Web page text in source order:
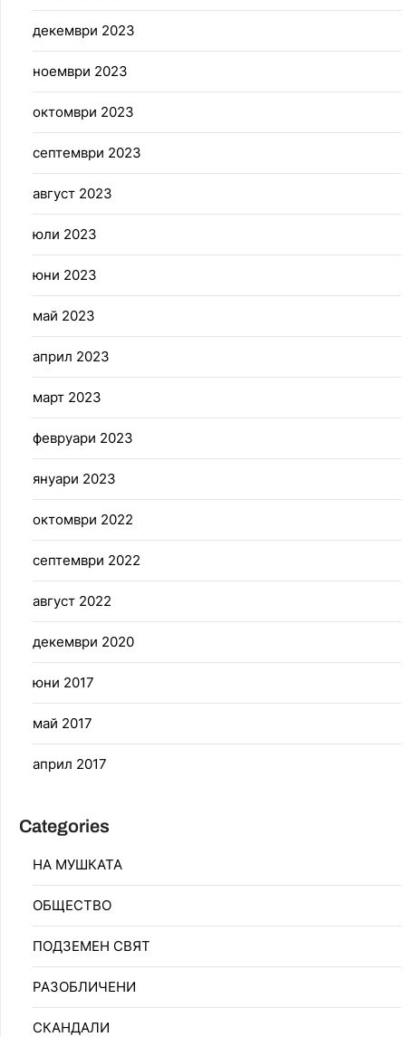
декември 2023
ноември 2023
октомври 2023
септември 2023
август 2023
юли 2023
юни 2023
май 2023
април 2023
март 2023
февруари 2023
януари 2023
октомври 2022
септември 2022
август 2022
декември 2020
юни 2017
май 2017
април 2017
Categories
НА МУШКАТА
ОБЩЕСТВО
ПОДЗЕМЕН СВЯТ
РАЗОБЛИЧЕНИ
СКАНДАЛИ